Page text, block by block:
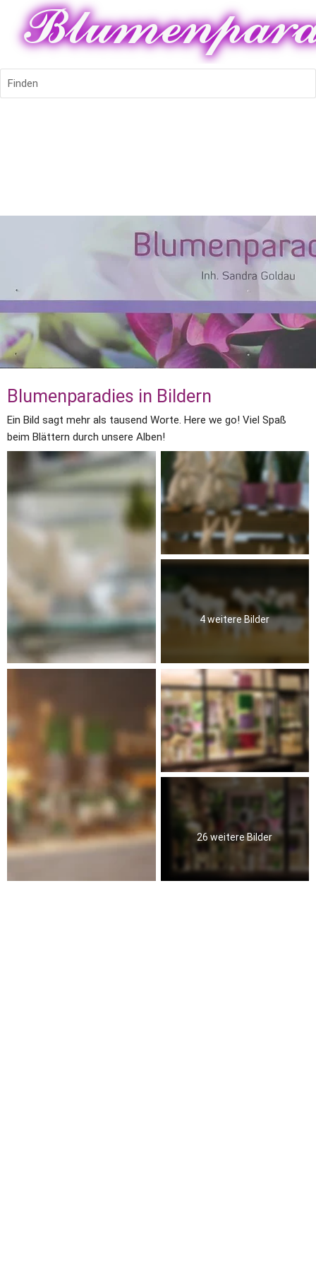
Finden
Blumenparadies in Bildern
Ein Bild sagt mehr als tausend Worte. Here we go! Viel Spaß
beim Blättern durch unsere Alben!
4 weitere Bilder
26 weitere Bilder